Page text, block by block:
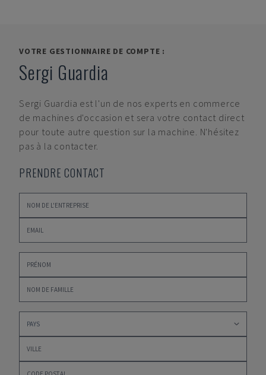
VOTRE GESTIONNAIRE DE COMPTE :
Sergi Guardia
Sergi Guardia est l'un de nos experts en commerce
de machines d'occasion et sera votre contact direct
pour toute autre question sur la machine. N'hésitez
pas à la contacter.
PRENDRE CONTACT